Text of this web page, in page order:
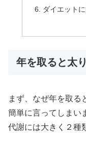
ダイエット
年を取ると太
まず、なぜ年を取る
簡単に言ってしまい
代謝には大きく２種